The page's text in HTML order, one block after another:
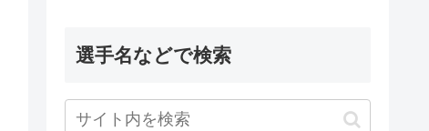
選手名などで検索